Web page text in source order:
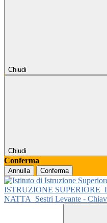
Chiudi
Chiudi
Conferma
Annulla Conferma
ISTRUZIONE SUPERIORE
NATTA
Sestri Levante -